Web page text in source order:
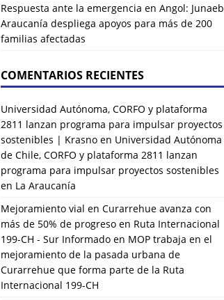
Respuesta ante la emergencia en Angol: Junaeb
Araucanía despliega apoyos para más de 200
familias afectadas
COMENTARIOS RECIENTES
Universidad Autónoma, CORFO y plataforma
2811 lanzan programa para impulsar proyectos
sostenibles | Krasnoen Universidad Autónoma
de Chile, CORFO y plataforma 2811 lanzan
programa para impulsar proyectos sostenibles
en La Araucanía
Mejoramiento vial en Curarrehue avanza con
más de 50% de progreso en Ruta Internacional
199-CH - Sur Informadoen MOP trabaja en el
mejoramiento de la pasada urbana de
Curarrehue que forma parte de la Ruta
Internacional 199-CH